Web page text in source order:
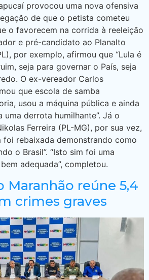
provocou uma nova ofensiva
de que o petista cometeu
o favorecem na corrida à reeleição
e pré-candidato ao Planalto
por exemplo, afirmou que “Lula é
seja para governar o País, seja
O ex-vereador Carlos
que escola de samba
usou a máquina pública e ainda
uma derrota humilhante”. Já o
Ferreira (PL-MG), por sua vez,
foi rebaixada demonstrando como
o Brasil”. “Isto sim foi uma
adequada”, completou.
Maranhão reúne 5,4
crimes graves